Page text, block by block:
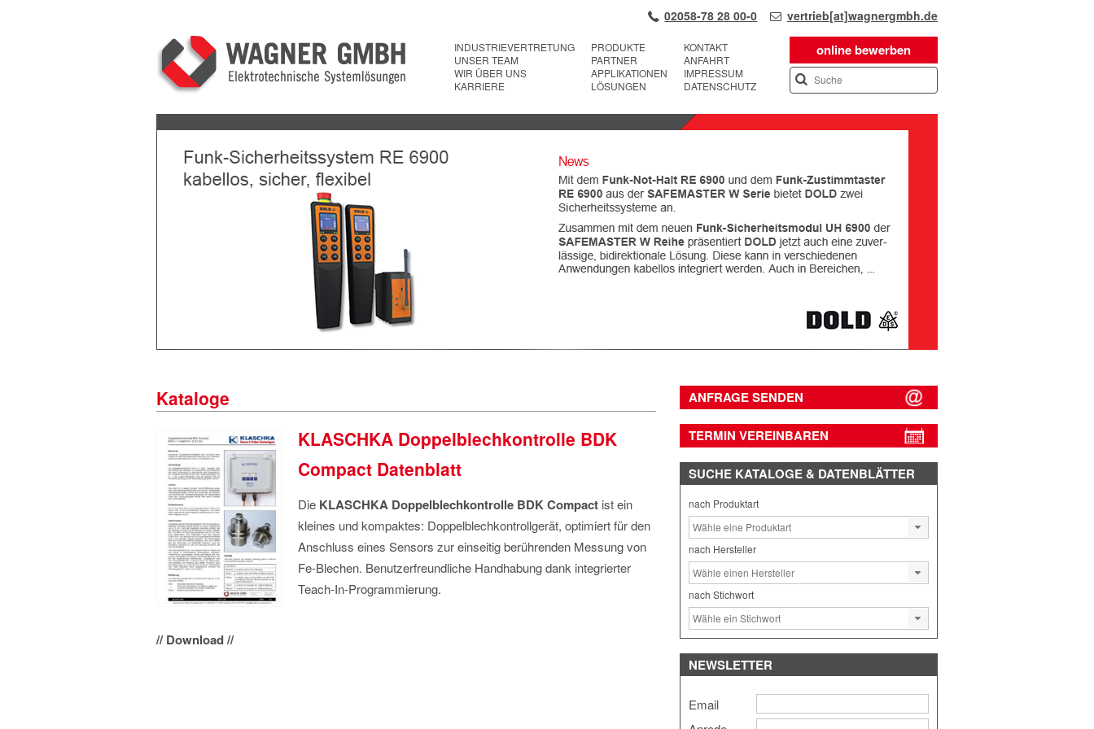
02058-78 28 00-0 vertrieb[at]wagnergmbh.de
online bewerben
INDUSTRIEVERTRETUNG
UNSER TEAM
WIR ÜBER UNS
KARRIERE
PRODUKTE
PARTNER
APPLIKATIONEN
LÖSUNGEN
KONTAKT
ANFAHRT
IMPRESSUM
DATENSCHUTZ
Next
Kataloge
KLASCHKA Doppelblechkontrolle BDK
Compact Datenblatt
Die KLASCHKA Doppelblechkontrolle BDK Compactist ein
kleines und kompaktes: Doppelblechkontrollgerät, optimiert für den
Anschluss eines Sensors zur einseitig berührenden Messung von
Fe-Blechen. Benutzerfreundliche Handhabung dank integrierter
Teach-In-Programmierung.
// Download //
ANFRAGE SENDEN
TERMIN VEREINBAREN
SUCHE KATALOGE & DATENBLÄTTER
nach Produktart
nach Hersteller
nach Stichwort
NEWSLETTER
Email